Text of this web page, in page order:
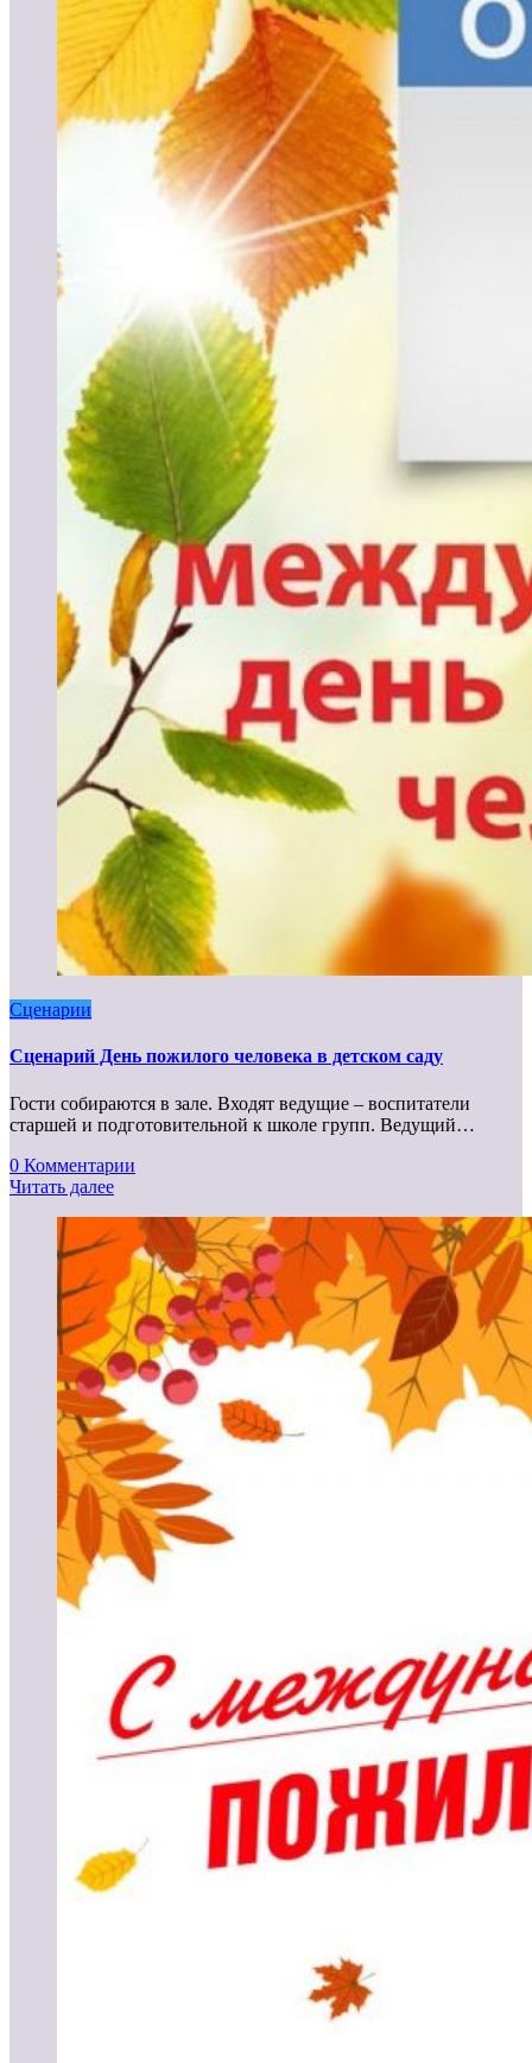
Сценарии
Сценарий День пожилого человека в детском саду
Гости собираются в зале. Входят ведущие – воспитатели
старшей и подготовительной к школе групп. Ведущий…
0 Комментарии
Читать далее